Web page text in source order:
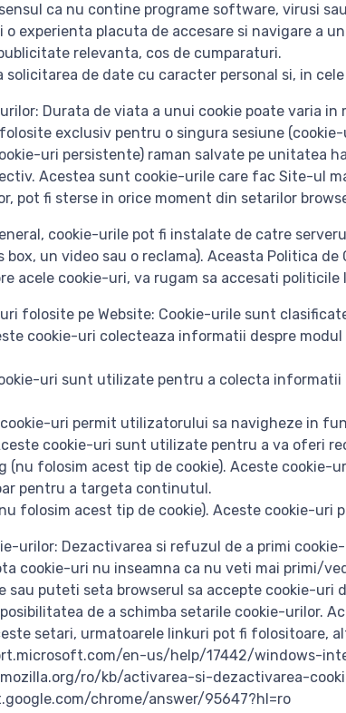
ca nu contine programe software, virusi
experienta placuta de accesare si navigare a
relevanta, cos de cumparaturi.
de date cu caracter personal si, in
Durata de viata a unui cookie poate varia
exclusiv pentru o singura sesiune
uri persistente) raman salvate pe unitatea
Acestea sunt cookie-urile care fac Site-ul
pot fi sterse in orice moment din setarilor
cookie-urile pot fi instalate de catre
un video sau o reclama). Aceasta Politica
acele cookie-uri, va rugam sa accesati
folosite pe Website: Cookie-urile sunt
cookie-uri colecteaza informatii despre
uri sunt utilizate pentru a colecta
uri permit utilizatorului sa navigheze in
cookie-uri sunt utilizate pentru a va oferi
folosim acest tip de cookie). Aceste
pentru a targeta continutul.
folosim acest tip de cookie). Aceste cookie-
urilor: Dezactivarea si refuzul de a primi
cookie-uri nu inseamna ca nu veti mai primi/
sau puteti seta browserul sa accepte cookie-uri
de a schimba setarile cookie-urilor.
setari, urmatoarele linkuri pot fi folositoare,
en-us/help/17442/windows-
ro/kb/activarea-si-dezactivarea-
chrome/answer/95647?hl=ro